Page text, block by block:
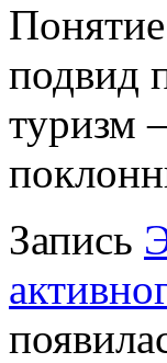
подвид
туризм
Запись